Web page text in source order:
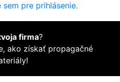
sem pre prihlásenie.
firma?
ako získať propagačné